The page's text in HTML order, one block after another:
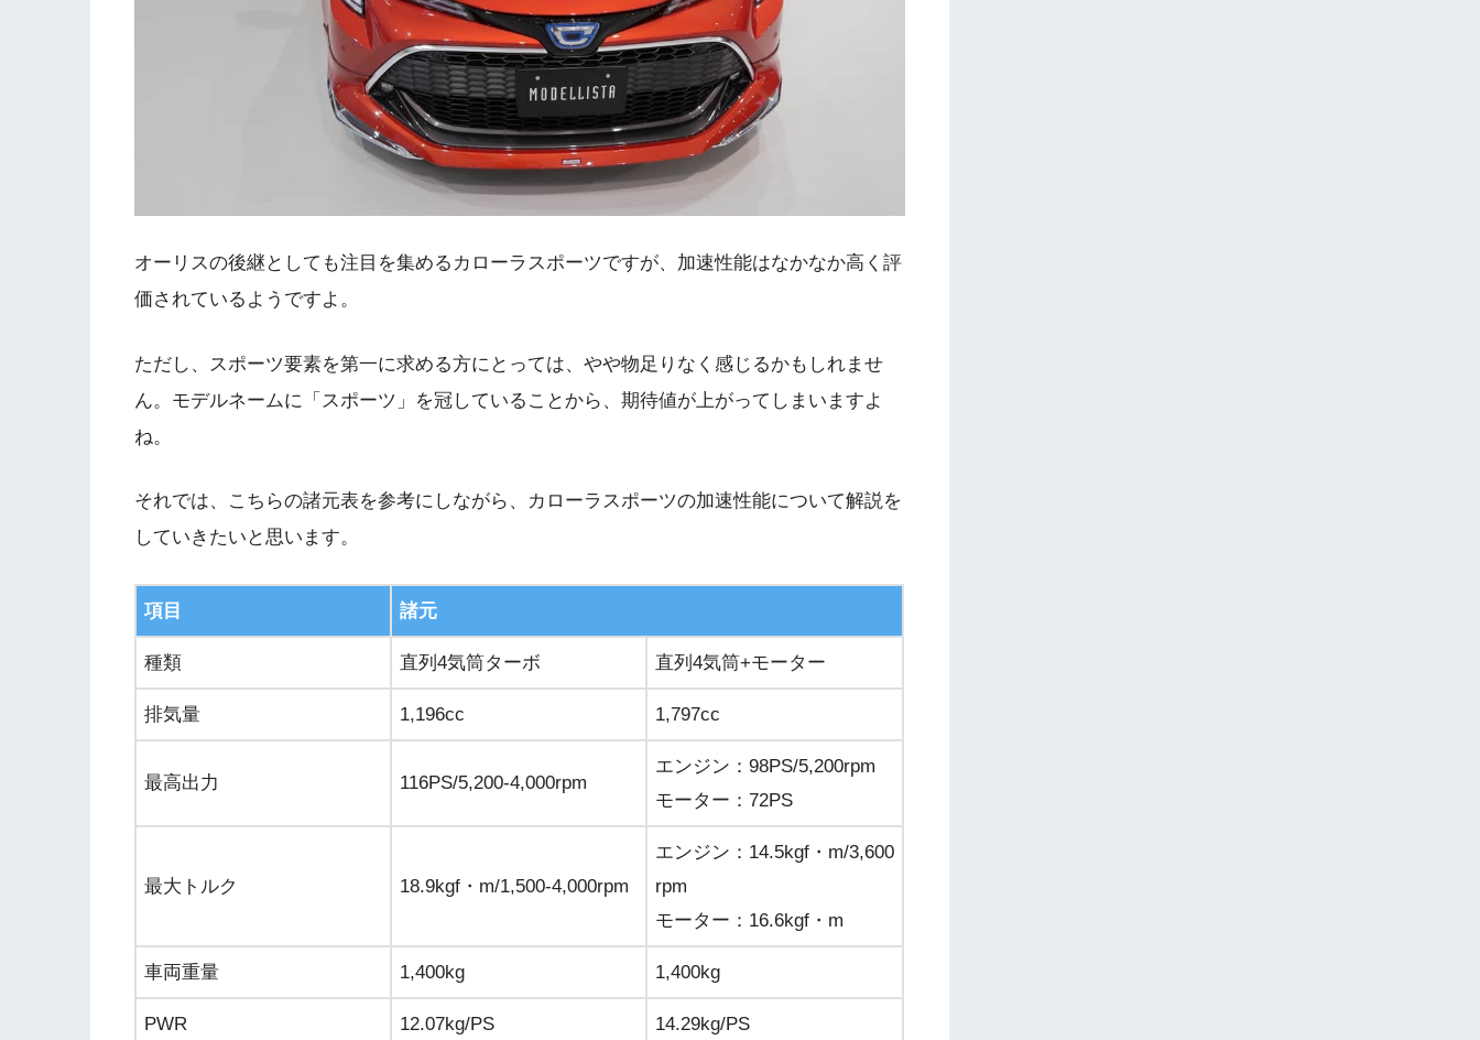
オーリスの後継としても注目を集めるカローラスポーツですが、加速性能はなかなか高く評
価されているようですよ。
ただし、スポーツ要素を第一に求める方にとっては、やや物足りなく感じるかもしれませ
ん。モデルネームに「スポーツ」を冠していることから、期待値が上がってしまいますよ
ね。
それでは、こちらの諸元表を参考にしながら、カローラスポーツの加速性能について解説を
していきたいと思います。
項目 諸元
種類 直列4気筒ターボ 直列4気筒+モーター
排気量 1,196cc 1,797cc
最高出力 116PS/5,200-4,000rpm
エンジン：98PS/5,200rpm
モーター：72PS
最大トルク 18.9kgf・m/1,500-4,000rpm
エンジン：14.5kgf・m/3,600
rpm
モーター：16.6kgf・m
車両重量 1,400kg 1,400kg
PWR 12.07kg/PS 14.29kg/PS